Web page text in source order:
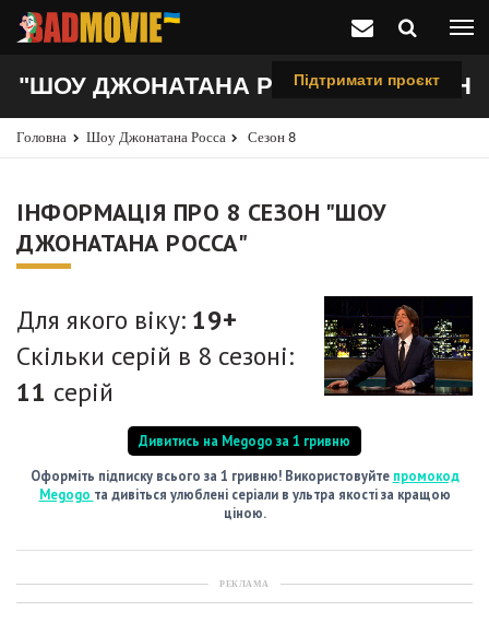
Підтримати проєкт
"ШОУ ДЖОНАТАНА РОССА", 8 СЕЗОН
Головна Шоу Джонатана Росса Сезон 8
ІНФОРМАЦІЯ ПРО 8 СЕЗОН "ШОУ
ДЖОНАТАНА РОССА"
Для якого віку: 19+
Скільки серій в 8 сезоні:
11 серій
Дивитись на Megogo за 1 гривню
Оформіть підписку всього за 1 гривню! Використовуйте промокод
Megogo та дивіться улюблені серіали в ультра якості за кращою
ціною.
РЕКЛАМА